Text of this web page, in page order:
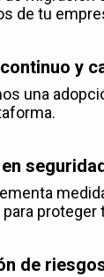
de tu
y
una
proteger
de